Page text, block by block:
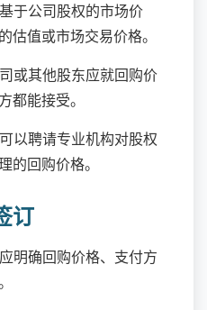
于公司股权的市场价
估值或市场交易价格。
或其他股东应就回购价
都能接受。
以聘请专业机构对股权
的回购价格。
订
明确回购价格、支付方